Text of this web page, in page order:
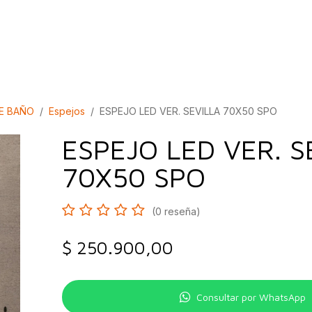
BAÑO Espejos ESPEJO LED VER. SEVILLA 70X50 SPO
ESPEJO LED VER.
70X50 SPO
(0 reseña)
$ 250.900,00
Consultar por WhatsApp